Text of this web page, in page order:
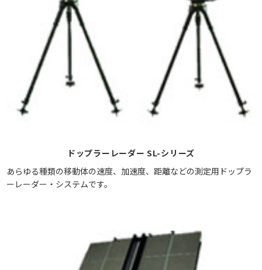
ドップラーレーダー SL-シリーズ
あらゆる種類の移動体の速度、加速度、距離などの測定用ドップラ
ーレーダー・システムです。